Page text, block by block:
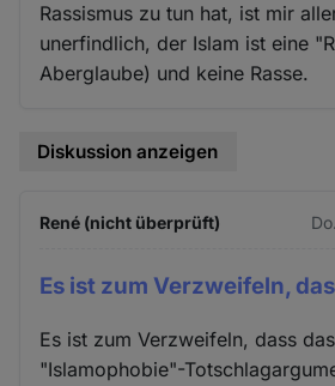
Rassismus zu tun hat, ist mir
unerfindlich, der Islam ist eine
Aberglaube) und keine Rasse.
Diskussion anzeigen
René (nicht überprüft)
Es ist zum Verzweifeln,
Es ist zum Verzweifeln, dass
"Islamophobie"-